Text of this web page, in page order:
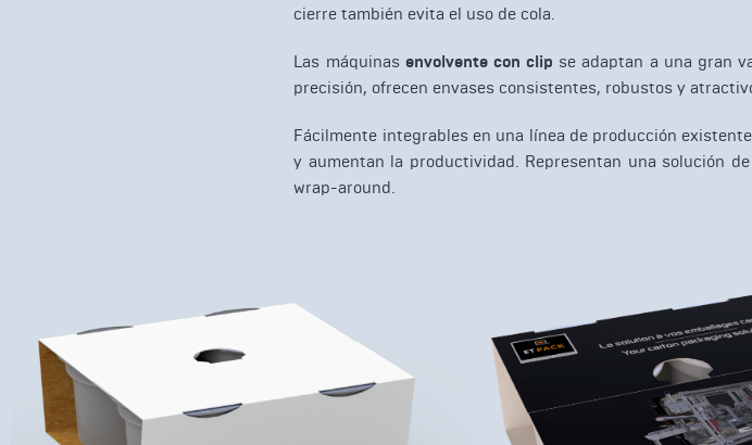
cierre también evita el uso de cola.
Las máquinas envolvente con clip se adaptan a una gran
precisión, ofrecen envases consistentes, robustos y
Fácilmente integrables en una línea de producción
y aumentan la productividad. Representan una solución
wrap-around.